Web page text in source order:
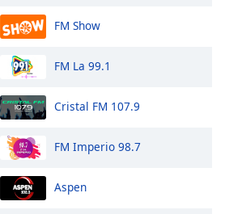
FM Show
FM La 99.1
Cristal FM 107.9
FM Imperio 98.7
Aspen